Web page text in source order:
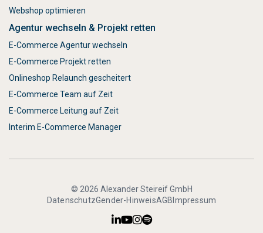
Webshop optimieren
Agentur wechseln & Projekt retten
E-Commerce Agentur wechseln
E-Commerce Projekt retten
Onlineshop Relaunch gescheitert
E-Commerce Team auf Zeit
E-Commerce Leitung auf Zeit
Interim E-Commerce Manager
© 2026 Alexander Steireif GmbH
DatenschutzGender-HinweisAGB Impressum
